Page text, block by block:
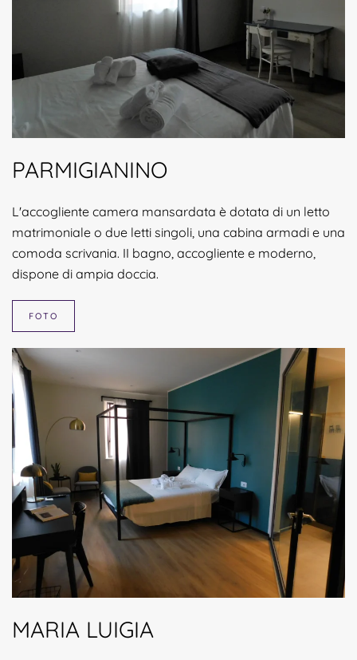
PARMIGIANINO
L'accogliente camera mansardata è dotata di un letto
matrimoniale o due letti singoli, una cabina armadi e una
comoda scrivania. II bagno, accogliente e moderno,
dispone di ampia doccia.
FOTO
MARIA LUIGIA